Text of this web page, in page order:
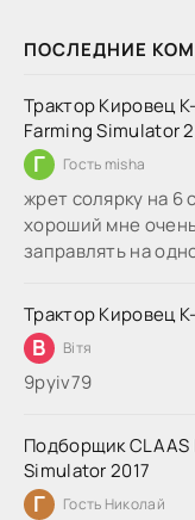
ПОСЛЕДНИЕ
Трактор Кировец
Farming Simulator
Г Гость misha
жрет солярку на 6
хороший мне
заправлять на
Трактор Кировец
В Вітя
9руіv79
Подборщик CLAAS
Simulator 2017
Г Гость Николай